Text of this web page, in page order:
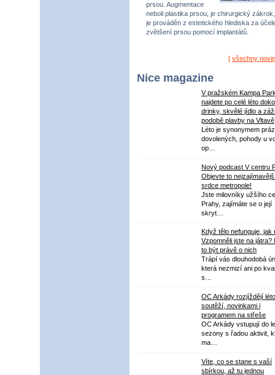
prsou. Augmentace
neboli plastika prsou, je chirurgický
je prováděn z estetického hlediska za
zvětšení prsou pomocí implantátů.
[ všechny
Nice magazine
V pražském Kampa
najdete po celé léto
drinky, skvělé jídlo a
podobě plavby na Vltavě
Léto je synonymem
dovolených, pohody u
op…
Nový podcast V centru
Objevte to
srdce metropole!
Jste milovníky užšího
Prahy, zajímáte se o její
skryt…
Když tělo nefunguje, jak
Vzpomněli jste na játra?
to být právě o nich
Trápí vás dlouhodobá
která nezmizí ani po
s…
OC Arkády rozjíždějí léto
soutěží, novinkami i
programem na střeše
OC Arkády vstupují do
sezony s řadou aktivit,
ma…
Víte, co se stane s vaší
sbírkou, až tu jednou